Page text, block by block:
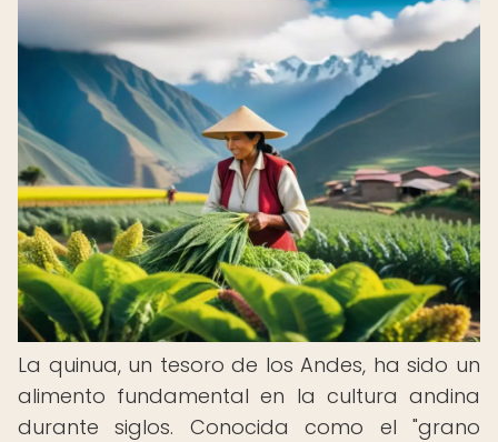
La quinua, un tesoro de los Andes, ha sido un
alimento fundamental en la cultura andina
durante siglos. Conocida como el "grano